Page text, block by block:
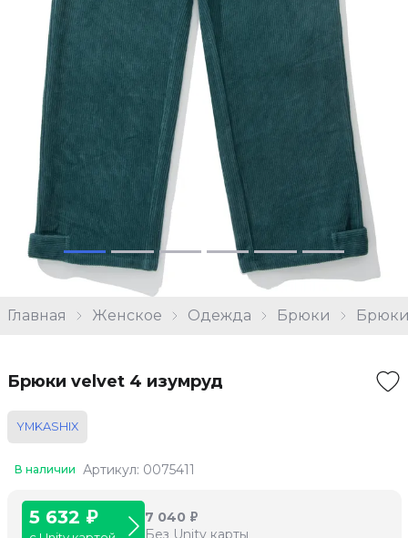
Главная Женское Одежда Брюки
Брюки velvet 4 изумруд
YMKASHIX
В наличии Артикул: 0075411
5 632 ₽
7 040 ₽
Без Unity карты